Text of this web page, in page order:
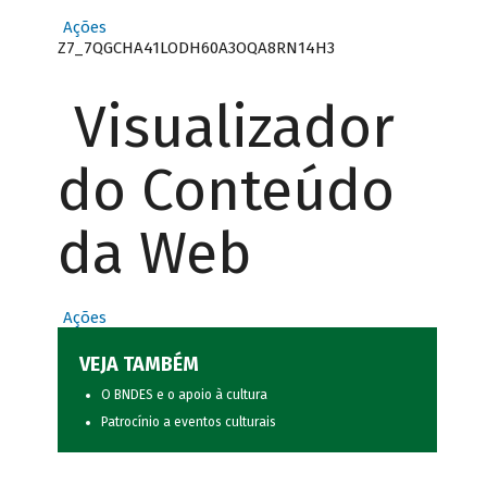
Ações
Z7_7QGCHA41LODH60A3OQA8RN14H3
Visualizador
do Conteúdo
da Web
Ações
VEJA TAMBÉM
O BNDES e o apoio à cultura
Patrocínio a eventos culturais